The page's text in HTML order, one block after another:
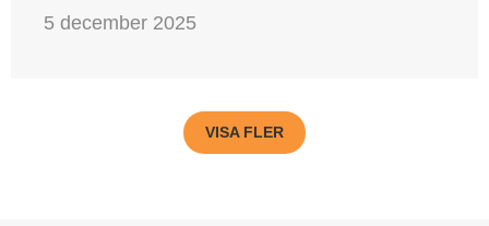
5 december 2025
VISA FLER